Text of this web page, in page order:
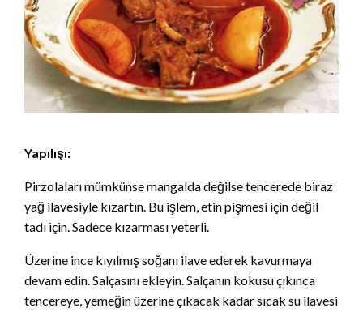
Yapılışı:
Pirzolaları mümkünse mangalda değilse tencerede bi­raz
yağ ilavesiyle kızartın. Bu işlem, etin pişmesi için değil
tadı için. Sadece kızarması yeterli.
Üzerine ince kıyılmış soğanı ilave ederek kavurmaya
devam edin. Salçasını ekleyin. Salçanın kokusu çıkın­ca
tencereye, yemeğin üzerine çıkacak kadar sıcak su ilavesi